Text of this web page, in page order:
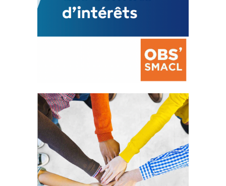
La prévention des conflits
d’intérêts
18 septembre 2023
FEUILLETER